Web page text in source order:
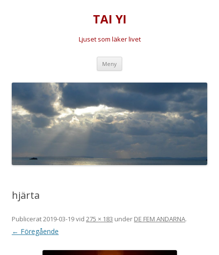
TAI YI
Ljuset som läker livet
Meny
hjärta
Publicerat2019-03-19vid 275 × 183 under DE FEM ANDARNA.
← Föregående